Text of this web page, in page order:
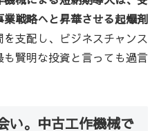
戦略へと昇華させる起爆剤
を支配し、ビジネスチャンス
賢明な投資と言っても過言
い。中古工作機械で